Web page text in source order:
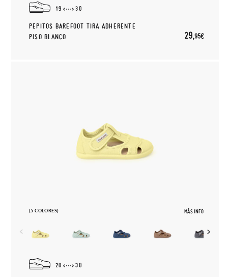
19 30
PEPITOS BAREFOOT TIRA ADHERENTE
PISO BLANCO
29,95€
(5 COLORES) MÁS INFO
20 30